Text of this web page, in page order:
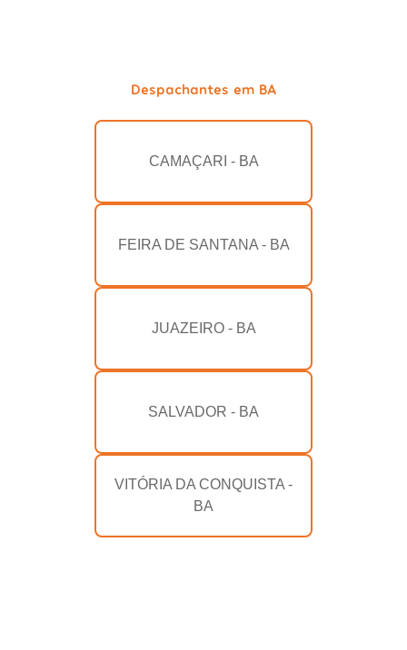
Despachantes em BA
CAMAÇARI - BA
FEIRA DE SANTANA - BA
JUAZEIRO - BA
SALVADOR - BA
VITÓRIA DA CONQUISTA -
BA